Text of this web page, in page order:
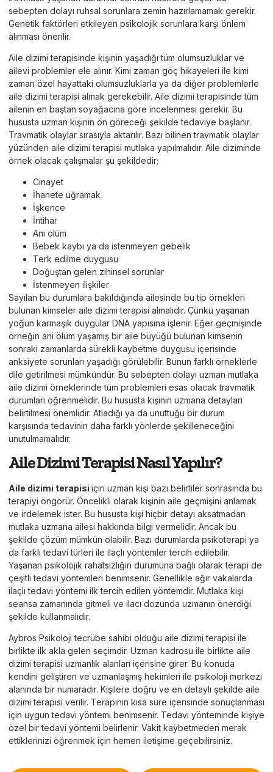
sebepten dolayı ruhsal sorunlara zemin hazırlamamak gerekir.
Genetik faktörleri etkileyen psikolojik sorunlara karşı önlem
alınması önerilir.
Aile dizimi terapisinde kişinin yaşadığı tüm olumsuzluklar ve
ailevi problemler ele alınır. Kimi zaman göç hikayeleri ile kimi
zaman özel hayattaki olumsuzluklarla ya da diğer problemlerle
aile dizimi terapisi almak gerekebilir. Aile dizimi terapisinde tüm
ailenin en baştan soyağacına göre incelenmesi gerekir. Bu
hususta uzman kişinin ön göreceği şekilde tedaviye başlanır.
Travmatik olaylar sırasıyla aktarılır. Bazı bilinen travmatik olaylar
yüzünden aile dizimi terapisi mutlaka yapılmalıdır. Aile diziminde
örnek olacak çalışmalar şu şekildedir;
Cinayet
İhanete uğramak
İşkence
İntihar
Ani ölüm
Bebek kaybı ya da istenmeyen gebelik
Terk edilme duygusu
Doğuştan gelen zihinsel sorunlar
İstenmeyen ilişkiler
Sayılan bu durumlara bakıldığında ailesinde bu tip örnekleri
bulunan kimseler aile dizimi terapisi almalıdır. Çünkü yaşanan
yoğun karmaşık duygular DNA yapısına işlenir. Eğer geçmişinde
örneğin ani ölüm yaşamış bir aile büyüğü bulunan kimsenin
sonraki zamanlarda sürekli kaybetme duygusu içerisinde
anksiyete sorunları yaşadığı görülebilir. Bunun farklı örneklerle
dile getirilmesi mümkündür. Bu sebepten dolayı uzman mutlaka
aile dizimi örneklerinde tüm problemleri esas olacak travmatik
durumları öğrenmelidir. Bu hususta kişinin uzmana detayları
belirtilmesi önemlidir. Atladığı ya da unuttuğu bir durum
karşısında tedavinin daha farklı yönlerde şekilleneceğini
unutulmamalıdır.
Aile Dizimi Terapisi Nasıl Yapılır?
Aile dizimi terapisi için uzman kişi bazı belirtiler sonrasında bu
terapiyi öngörür. Öncelikli olarak kişinin aile geçmişini anlamak
ve irdelemek ister. Bu hususta kişi hiçbir detayı aksatmadan
mutlaka uzmana ailesi hakkında bilgi vermelidir. Ancak bu
şekilde çözüm mümkün olabilir. Bazı durumlarda psikoterapi ya
da farklı tedavi türleri ile ilaçlı yöntemler tercih edilebilir.
Yaşanan psikolojik rahatsızlığın durumuna bağlı olarak terapi de
çeşitli tedavi yöntemleri benimsenir. Genellikle ağır vakalarda
ilaçlı tedavi yöntemi ilk tercih edilen yöntemdir. Mutlaka kişi
seansa zamanında gitmeli ve ilacı dozunda uzmanın önerdiği
şekilde kullanmalıdır.
Aybros Psikoloji tecrübe sahibi olduğu aile dizimi terapisi ile
birlikte ilk akla gelen seçimdir. Uzman kadrosu ile birlikte aile
dizimi terapisi uzmanlık alanları içerisine girer. Bu konuda
kendini geliştiren ve uzmanlaşmış hekimleri ile psikoloji merkezi
alanında bir numaradır. Kişilere doğru ve en detaylı şekilde aile
dizimi terapisi verilir. Terapinin kısa süre içerisinde sonuçlanması
için uygun tedavi yöntemi benimsenir. Tedavi yönteminde kişiye
özel bir tedavi yöntemi belirlenir. Vakit kaybetmeden merak
ettiklerinizi öğrenmek için hemen iletişime geçebilirsiniz.